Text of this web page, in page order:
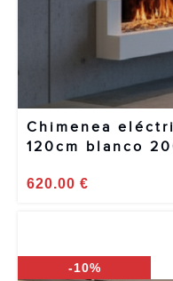
Chimenea
120cm blanco
620.00 €
-10%